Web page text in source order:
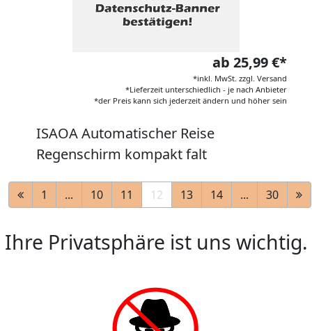
ab 25,99 €*
*inkl. MwSt. zzgl. Versand
*Lieferzeit unterschiedlich - je nach Anbieter
*der Preis kann sich jederzeit ändern und höher sein
ISAOA Automatischer Reise
Regenschirm kompakt falt
1 ... 10 11 12 13 14 ... 30
Ihre Privatsphäre ist uns wichtig.